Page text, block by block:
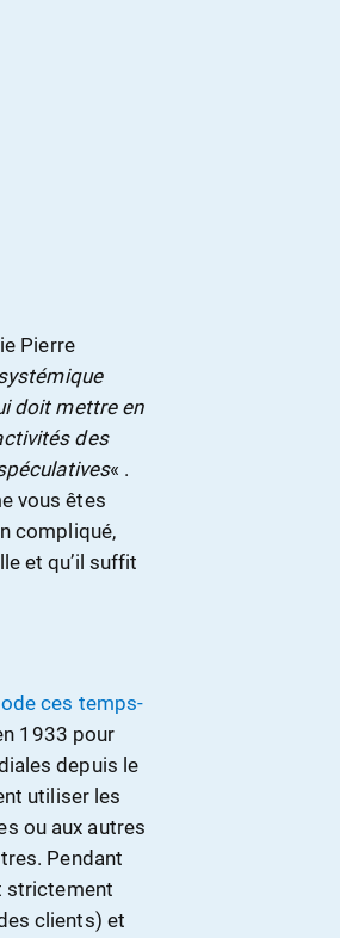
Pierre
doit mettre en
des
« .
vous êtes
compliqué,
et qu’il suffit
ces temps-
1933 pour
depuis le
utiliser les
ou aux autres
Pendant
strictement
clients) et